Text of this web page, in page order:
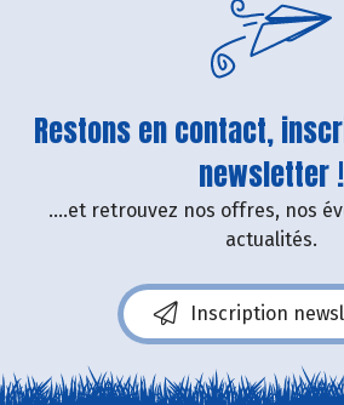
Restons en contact,
newsletter !
....et retrouvez nos offres, nos
actualités.
Inscription